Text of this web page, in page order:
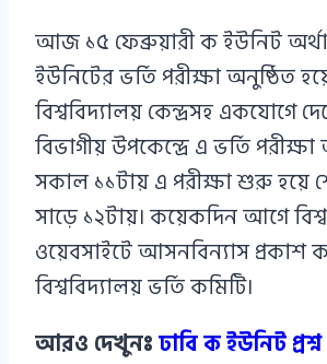
আজ ১৫ ফেব্রুয়ারী ক ইউনিট
ইউনিটের ভর্তি পরীক্ষা অনুষ্ঠিত
বিশ্ববিদ্যালয় কেন্দ্রসহ একযোগে
বিভাগীয় উপকেন্দ্রে এ ভর্তি
সকাল ১১টায় এ পরীক্ষা শুরু হয়ে
সাড়ে ১২টায়। কয়েকদিন আগে
ওয়েবসাইটে আসনবিন্যাস প্রকাশ
বিশ্ববিদ্যালয় ভর্তি কমিটি।
আরও দেখুনঃঢাবি ক ইউনিট